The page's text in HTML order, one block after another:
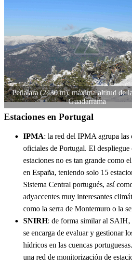
Peñalara (2430 m), máxima altitud de
Guadarrama
Estaciones en Portugal
IPMA: la red del IPMA agrupa las
oficiales de Portugal. El despliegue
estaciones no es tan grande como
en España, teniendo solo 15
Sistema Central portugués, así
adyaccentes muy interesantes
como la serra de Montemuro o la
SNIRH: de forma similar al
se encarga de evaluar y gestionar
hídricos en las cuencas
una red de monitorización de